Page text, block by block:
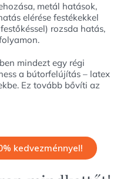
metál hatások,
elérése festékekkel
rozsda hatás,
mindezt egy régi
a bútorfelújítás – latex
Ez tovább bővíti az
kedvezménnyel!